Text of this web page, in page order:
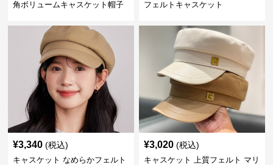
角ボリュームキャスケット帽子 フェルトキャスケット
¥3,340 (税込)
キャスケット なめらかフェルト
¥3,020 (税込)
キャスケット 上質フェルト マリ